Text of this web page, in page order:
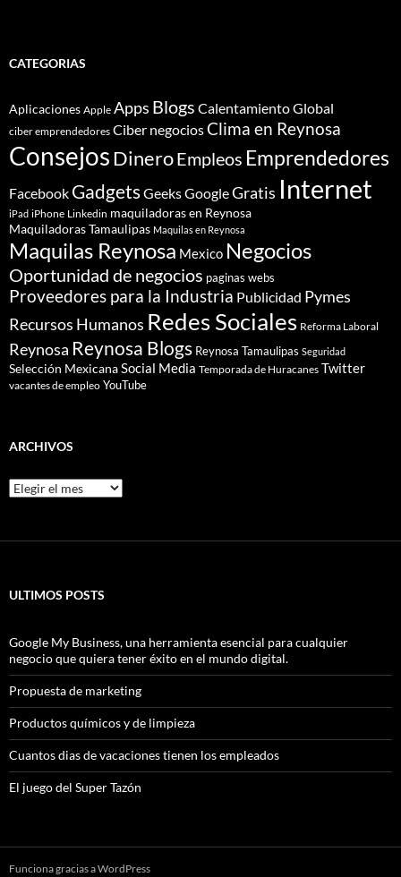
CATEGORIAS
Aplicaciones Apple Apps Blogs Calentamiento Global
ciber emprendedores Ciber negociosClima en Reynosa
ConsejosDineroEmpleos Emprendedores
Facebook GadgetsGeeksGoogleGratis Internet
iPad iPhone Linkedin maquiladoras en Reynosa
Maquiladoras Tamaulipas Maquilas en Reynosa
Maquilas Reynosa Mexico Negocios
Oportunidad de negocios paginas webs
Proveedores para la Industria Publicidad Pymes
Recursos Humanos Redes Sociales Reforma Laboral
Reynosa Reynosa Blogs Reynosa Tamaulipas Seguridad
Selección MexicanaSocial Media Temporada de Huracanes Twitter
vacantes de empleo YouTube
ARCHIVOS
Archivos
ULTIMOS POSTS
Google My Business, una herramienta esencial para cualquier
negocio que quiera tener éxito en el mundo digital.
Propuesta de marketing
Productos químicos y de limpieza
Cuantos dias de vacaciones tienen los empleados
El juego del Super Tazón
Funciona gracias a WordPress